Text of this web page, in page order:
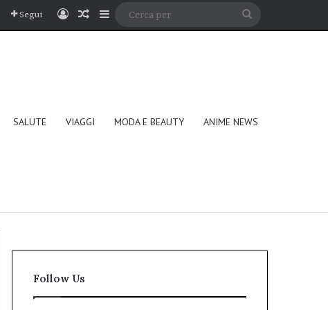
Segui AccediUn articolo a caso
Barra laterale
SALUTE VIAGGI MODA E BEAUTY ANIME NEWS
Follow Us